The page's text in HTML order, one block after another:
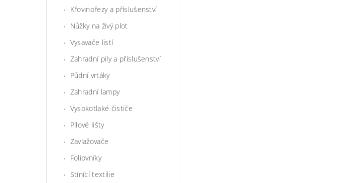
Křovinořezy a příslušenství
Nůžky na živý plot
Vysavače listí
Zahradní pily a příslušenství
Půdní vrtáky
Zahradní lampy
Vysokotlaké čističe
Pilové lišty
Zavlažovače
Foliovníky
Stínící textilie